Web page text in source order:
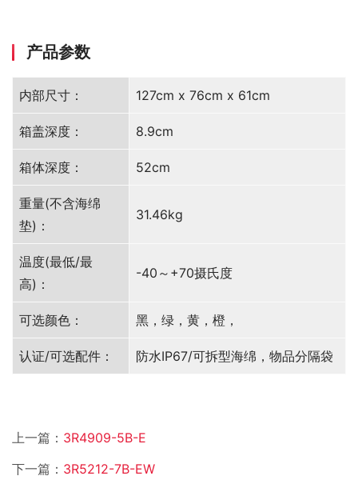
产品参数
内部尺寸： 127cm x 76cm x 61cm
箱盖深度： 8.9cm
箱体深度： 52cm
重量(不含海绵
垫)：
31.46kg
温度(最低/最
高)：
-40～+70摄氏度
可选颜色： 黑，绿，黄，橙，
认证/可选配件： 防水IP67/可拆型海绵，物品分隔袋
上一篇： 3R4909-5B-E
下一篇： 3R5212-7B-EW